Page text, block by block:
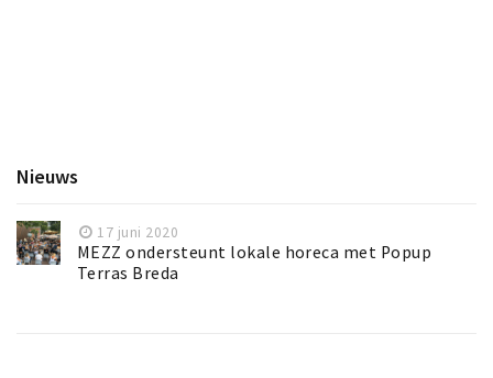
Nieuws
17 juni 2020
MEZZ ondersteunt lokale horeca met Popup
Terras Breda